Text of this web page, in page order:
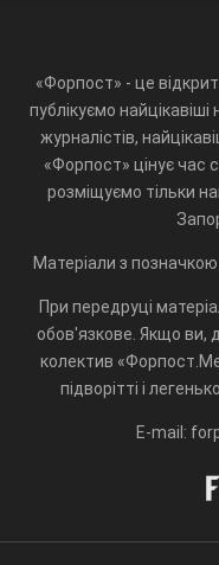
«Форпост» - це
публікуємо
журналістів,
«Форпост» цінує час
розміщуємо тільки
Матеріали з
При передруці
обов'язкове. Якщо ви,
колектив
підворітті і
E-mail: